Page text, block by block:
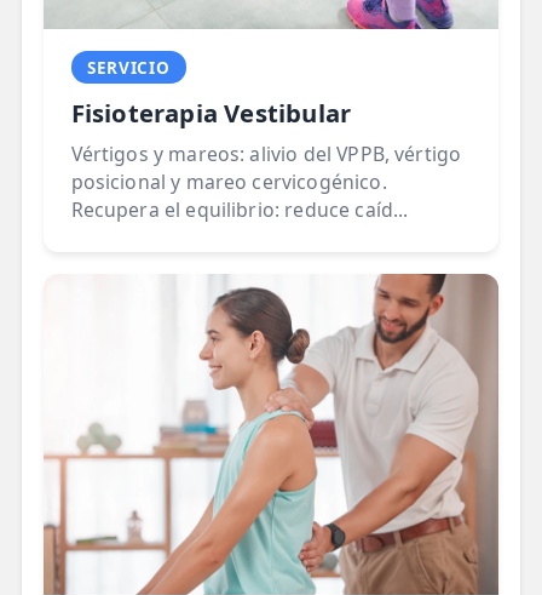
SERVICIO
Fisioterapia Vestibular
Vértigos y mareos: alivio del VPPB, vértigo
posicional y mareo cervicogénico.
Recupera el equilibrio: reduce caíd...